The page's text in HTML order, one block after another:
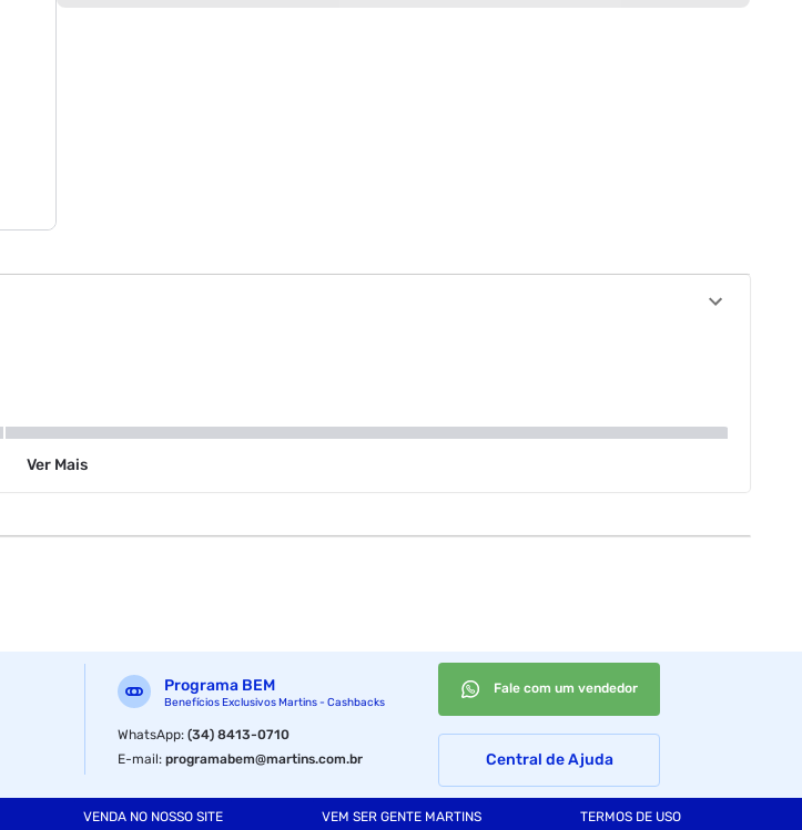
Cesto
Ver Mais
Programa BEM
Benefícios Exclusivos Martins - Cashbacks
WhatsApp:(34) 8413-0710
E-mail:programabem@martins.com.br
Fale com um vendedor
Central de Ajuda
VENDA NO NOSSO SITE VEM SER GENTE MARTINS TERMOS DE USO